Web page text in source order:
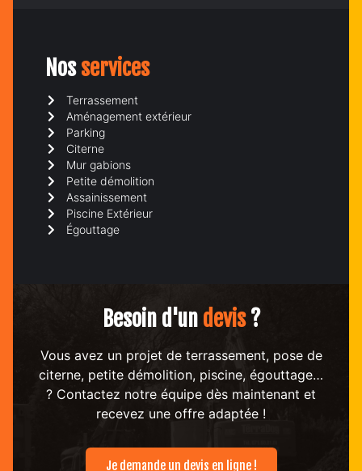
Nosservices
Terrassement
Aménagement extérieur
Parking
Citerne
Mur gabions
Petite démolition
Assainissement
Piscine Extérieur
Égouttage
Besoin d'un devis?
Vous avez un projet de terrassement, pose de
citerne, petite démolition, piscine, égouttage…
? Contactez notre équipe dès maintenant et
recevez une offre adaptée !
Je demande un devis en ligne !